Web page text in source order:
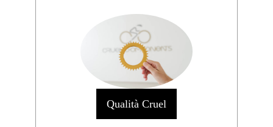
Qualità Cruel